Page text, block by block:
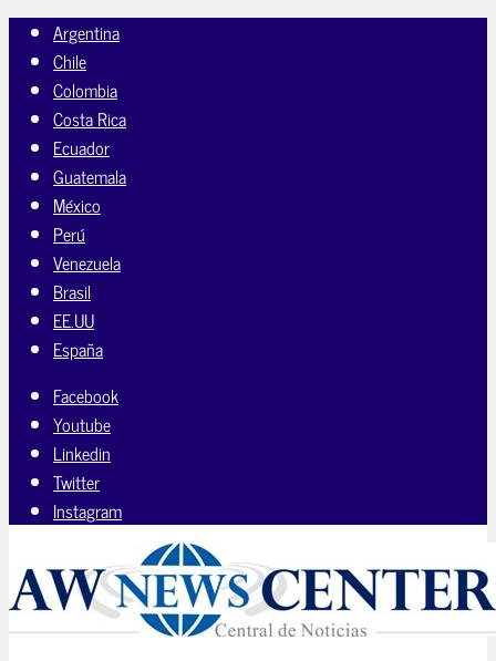
Argentina
Chile
Colombia
Costa Rica
Ecuador
Guatemala
México
Perú
Venezuela
Brasil
EE.UU
España
Facebook
Youtube
Linkedin
Twitter
Instagram